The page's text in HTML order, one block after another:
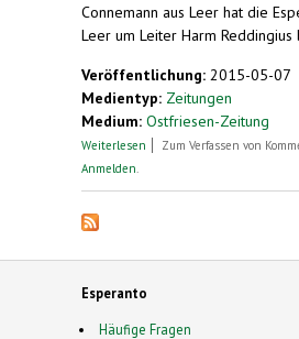
Connemann aus Leer hat die
Leer um Leiter Harm Reddingius
Veröffentlichung: 2015-05-07
Medientyp: Zeitungen
Medium: Ostfriesen-Zeitung
Weiterlesen über Connemann besuchte
Zum Verfassen von
Anmelden
Esperanto
Häufige Fragen